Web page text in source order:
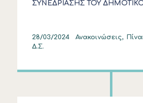
ΣΥΝΕΔΡΙΑΣΗΣ ΤΟΥ
28/03/2024 Ανακοινώσεις,
Δ.Σ.